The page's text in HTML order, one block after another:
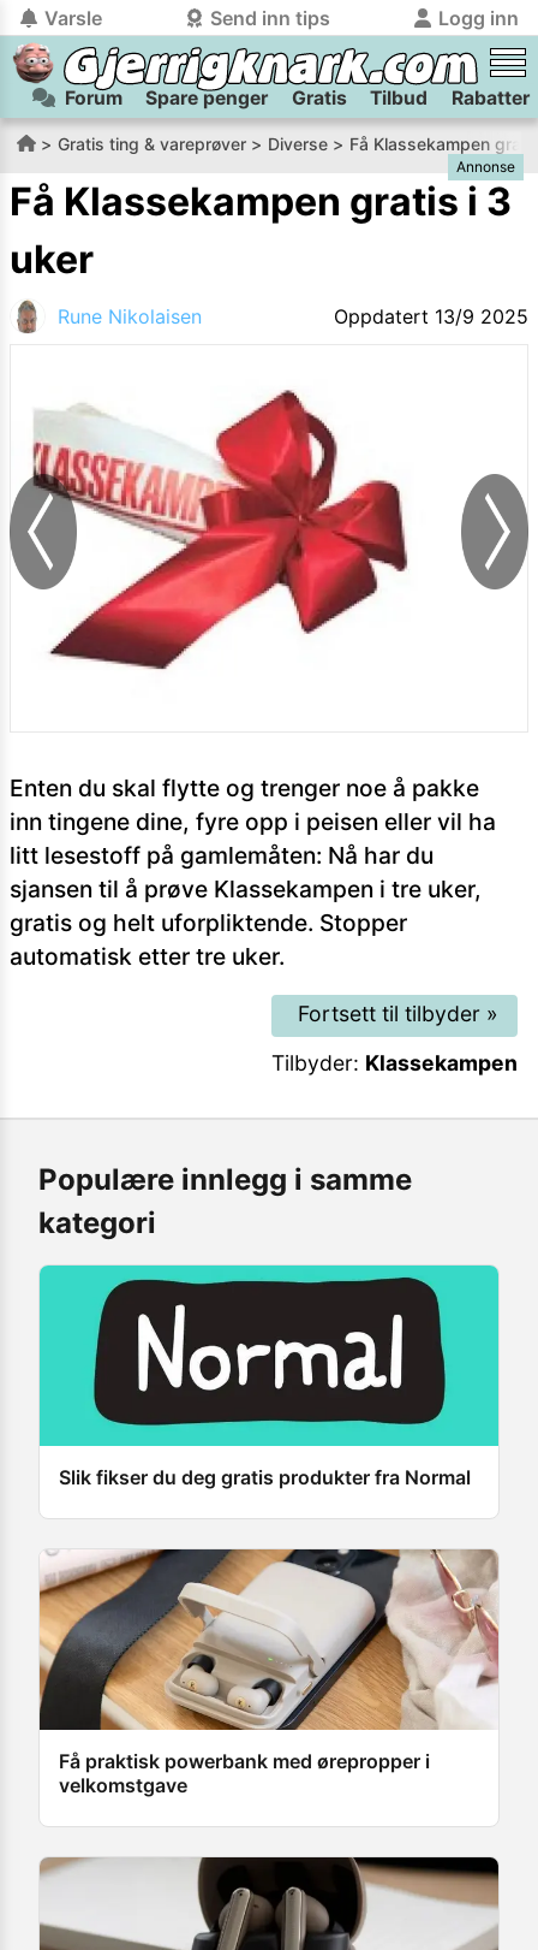
Varsle Send inn tips Logg inn
tilbake
Logg inn på Gjerrigknark.com:
Du kan logge inn / registrere bruker helt gratis på
gjerrigknark.com ved å benytte Vipps-innlogging.
Logg inn med Vipps
tilbake
Send inn tips:
Har du et tips til meg? Jeg premierer de beste tipsene med
flaxlodd!
Kamera
Velg bilde
Vil du være med i tipsekonkurransen kan du oppgi
kontaktdetaljer i neste steg.
Forum Spare penger Gratis Tilbud Rabatter
Gratis ting & vareprøver Diverse Få Klassekampen
Annonse
Få Klassekampen gratis i 3
uker
Rune Nikolaisen Oppdatert 13/9 2025
Enten du skal flytte og trenger noe å pakke
inn tingene dine, fyre opp i peisen eller vil ha
litt lesestoff på gamlemåten: Nå har du
sjansen til å prøve Klassekampen i tre uker,
gratis og helt uforpliktende. Stopper
automatisk etter tre uker.
Fortsett til tilbyder»
Tilbyder: Klassekampen
Populære innlegg i samme
kategori
Slik fikser du deg gratis produkter fra Normal
Få praktisk powerbank med ørepropper i
velkomstgave